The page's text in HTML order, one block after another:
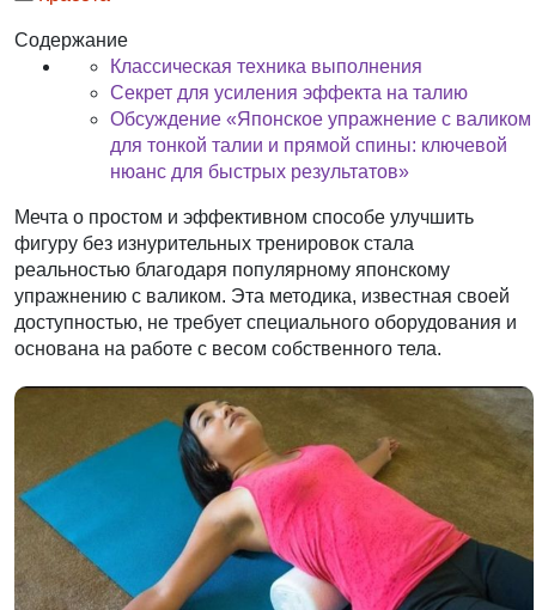
Содержание
Классическая техника выполнения
Секрет для усиления эффекта на талию
Обсуждение «Японское упражнение с валиком
для тонкой талии и прямой спины: ключевой
нюанс для быстрых результатов»
Мечта о простом и эффективном способе улучшить
фигуру без изнурительных тренировок стала
реальностью благодаря популярному японскому
упражнению с валиком. Эта методика, известная своей
доступностью, не требует специального оборудования и
основана на работе с весом собственного тела.